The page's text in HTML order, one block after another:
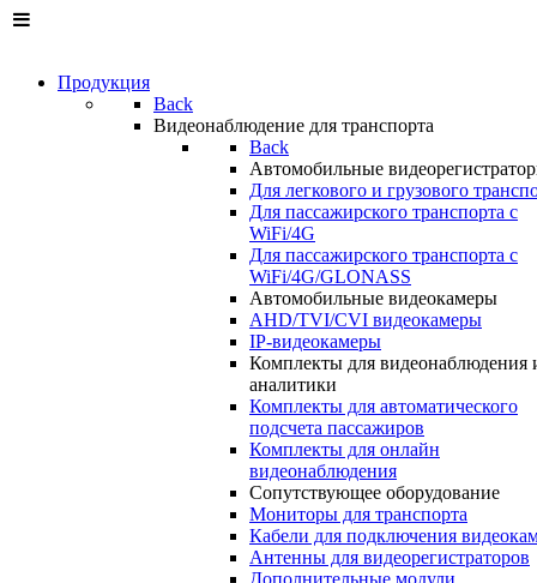
Продукция
Back
Видеонаблюдение для транспорта
Back
Автомобильные
Для легкового и грузового
Для пассажирского транспорта с
WiFi/4G
Для пассажирского транспорта с
WiFi/4G/GLONASS
Автомобильные видеокамеры
AHD/TVI/CVI видеокамеры
IP-видеокамеры
Комплекты для видеонаблюдения
аналитики
Комплекты для автоматического
подсчета пассажиров
Комплекты для онлайн
видеонаблюдения
Сопутствующее оборудование
Мониторы для транспорта
Кабели для подключения
Антенны для видеорегистраторов
Дополнительные модули